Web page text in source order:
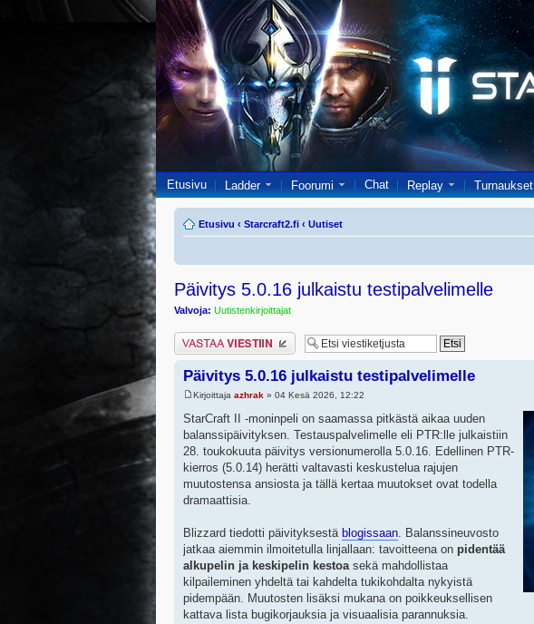
Etusivu Ladder Foorumi Chat Replay Turnaukset
Etusivu ‹ Starcraft2.fi ‹ Uutiset
Päivitys 5.0.16 julkaistu testipalvelimelle
Valvoja: Uutistenkirjoittajat
Lähetä vastaus
Päivitys 5.0.16 julkaistu testipalvelimelle
Kirjoittaja azhrak » 04 Kesä 2026, 12:22
StarCraft II -moninpeli on saamassa pitkästä aikaa uuden
balanssipäivityksen. Testauspalvelimelle eli PTR:lle julkaistiin
28. toukokuuta päivitys versionumerolla 5.0.16. Edellinen PTR-
kierros (5.0.14) herätti valtavasti keskustelua rajujen
muutostensa ansiosta ja tällä kertaa muutokset ovat todella
dramaattisia.
Blizzard tiedotti päivityksestä blogissaan . Balanssineuvosto
jatkaa aiemmin ilmoitetulla linjallaan: tavoitteena on pidentää
alkupelin ja keskipelin kestoa sekä mahdollistaa
kilpaileminen yhdeltä tai kahdelta tukikohdalta nykyistä
pidempään. Muutosten lisäksi mukana on poikkeuksellisen
kattava lista bugikorjauksia ja visuaalisia parannuksia.